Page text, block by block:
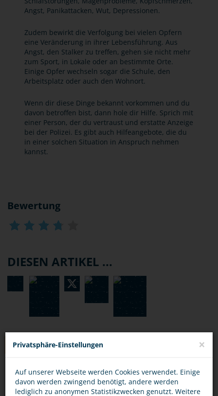
Angst, Panikattacken, Wut, Depressionen.
Zudem bewirkt die Verfolgung bei vielen Opfern
eine Veränderung in ihrer Lebensführung. Aus
Angst, den Stalker zu treffen, gehen sie nicht mehr
zum Sport, in Lokale oder an bestimmte Orte.
Einige Opfer wechseln sogar die Schule, den
Arbeitsplatz oder auch den Wohnort.
Wenn dir diese Dinge bekannt vorkommen und du
davon betroffen bist, dann hole dir Hilfe. Sprich mit
einer Person, der du vertraust und erstatte Anzeige
bei der Polizei. Es gibt auch Hilfeangebote, die du
in einer solchen Situation in Anspruch nehmen
kannst.
Bewertung
DIESEN ARTIKEL ...
TIPPS
OPFER TÄTER
Privatsphäre-Einstellungen ×
Auf unserer Webseite werden Cookies verwendet. Einige
davon werden zwingend benötigt, andere werden
lediglich zu anonymen Statistikzwecken genutzt. Weitere